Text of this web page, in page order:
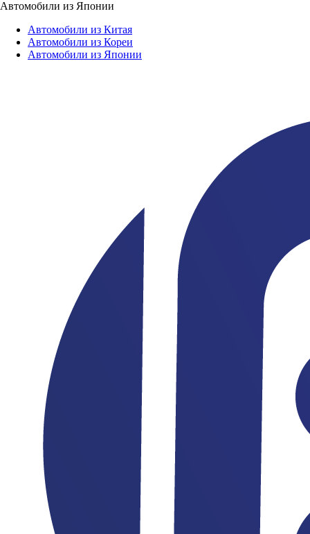
Автомобили из Японии
Автомобили из Китая
Автомобили из Кореи
Автомобили из Японии